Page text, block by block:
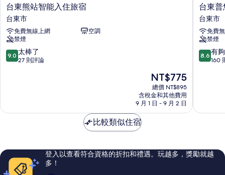
台
東
熊
站
智
能
入
市
台東熊站智能入住旅宿
台東市
免費無線上網
空調
禁煙
9.0
分，
棒
評
論
9.0 太棒了
27 則評論
現
在
價
格
為
NT$775
總價 NT$895
含稅金和其他費用
9 月 1 日 - 9 月 2 日
台
東
普
悠
瑪
風
格
台東
台東市
免費
禁煙
8.6
分，
夠
評
論
8.6 有
160
比較類似住宿
登入以查看符合資格的折扣和禮遇。玩越多，獎勵就越
多！